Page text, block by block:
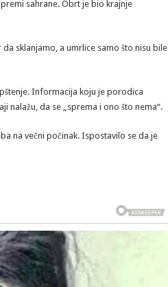
sahrane. Obrt je bio krajnje
sklanjamo, a umrlice samo što nisu bile
Informacija koju je porodica
nalažu, da se „sprema i ono što nema“.
na večni počinak. Ispostavilo se da je